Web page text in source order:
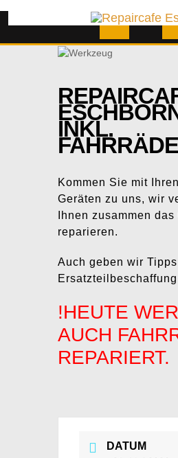
Button
INKL.
Kommen Sie mit
Geräten zu uns, wir
Ihnen zusammen das
reparieren.
Auch geben wir
!HEUTE
AUCH
REPARIERT.
DATUM